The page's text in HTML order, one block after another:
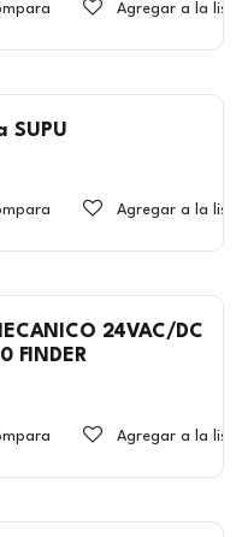
Agregar a la
SUPU
Agregar a la
24VAC/DC
FINDER
Agregar a la